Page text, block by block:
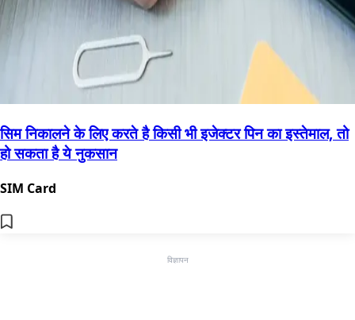
सिम निकालने के लिए करते है किसी भी इजेक्टर पिन का इस्तेमाल, तो
हो सकता है ये नुकसान
SIM Card
विज्ञापन